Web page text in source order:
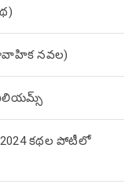
నవల)
కథల పోటీలో